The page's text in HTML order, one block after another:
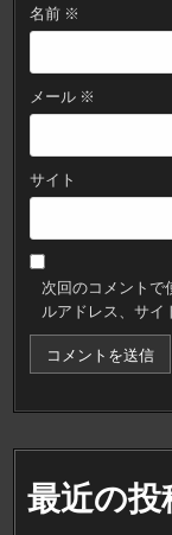
名前 ※
メール ※
サイト
次回のコメントで
ルアドレス、サイ
最近の投